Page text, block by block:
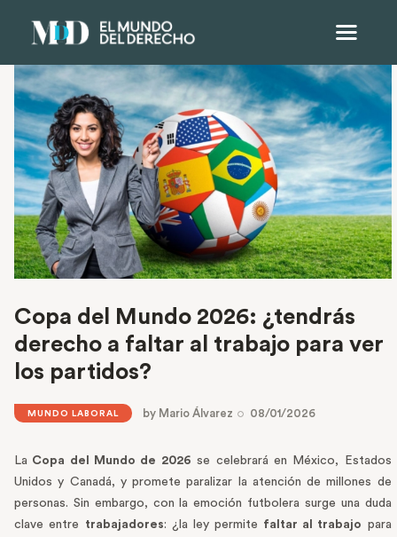
Copa del Mundo 2026: ¿tendrás
derecho a faltar al trabajo para ver
los partidos?
MUNDO LABORAL by Mario Álvarez 08/01/2026
La Copa del Mundo de 2026 se celebrará en México, Estados
Unidos y Canadá, y promete paralizar la atención de millones de
personas. Sin embargo, con la emoción futbolera surge una duda
clave entre
trabajadores: ¿la ley permite faltar al trabajo para